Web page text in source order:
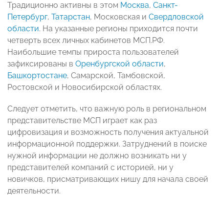
Традиционно активны в этом Москва, Санкт-
Петербург, Татарстан, Московская и Свердловской
области. На указанные регионы приходится почти
четверть всех личных кабинетов МСП.РФ.
Наибольшие темпы прироста пользователей
зафиксированы в Оренбургской области,
Башкортостане, Самарской, Тамбовской,
Ростовской и Новосибирской областях.
Следует отметить, что важную роль в региональном
представительстве МСП играет как раз
цифровизация и возможность получения актуальной
информационной поддержки. Затруднений в поиске
нужной информации не должно возникать ни у
представителей компаний с историей, ни у
новичков, присматривающих нишу для начала своей
деятельности.